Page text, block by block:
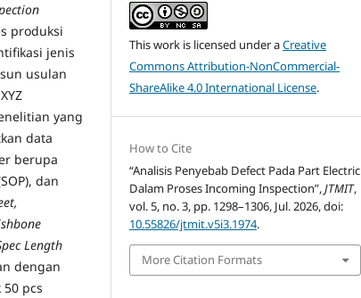
produksi
jenis
usulan
yang
data
berupa
dan
Length
dengan
pcs
This work is licensed under aCreative
Commons Attribution-NonCommercial-
ShareAlike 4.0 International License.
How to Cite
“Analisis Penyebab Defect Pada Part Electric
Dalam Proses Incoming Inspection”,JTMIT,
vol. 5, no. 3, pp. 1298–1306, Jul. 2026, doi:
10.55826/jtmit.v5i3.1974.
More Citation Formats